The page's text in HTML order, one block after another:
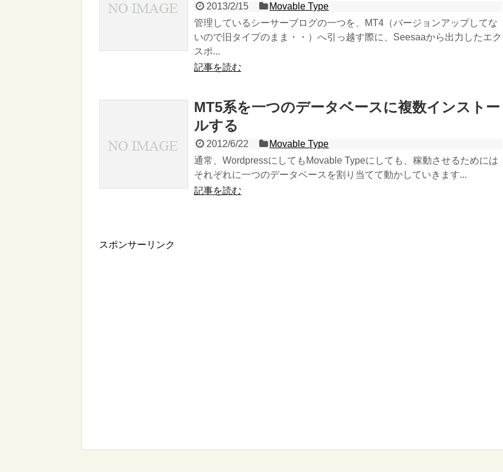
2013/2/15
Movable Type
管理しているシーサーブログの一つを、MT4（バージョンアップしてな
いので旧タイプのまま・・）へ引っ越す際に、Seesaaから出力したエク
スポ...
記事を読む
MT5系を一つのデータベースに複数インストー
ルする
2012/6/22
Movable Type
通常、WordpressにしてもMovable Typeにしても、稼動させるためには
それぞれに一つのデータベースを割り当てて動かしていきます...
記事を読む
スポンサーリンク